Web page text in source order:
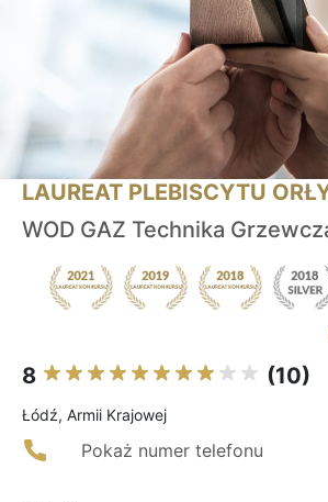
LAUREAT PLEBISCYTU
WOD GAZ Technika
8 (10)
Łódź, Armii Krajowej
Pokaż numer telefonu